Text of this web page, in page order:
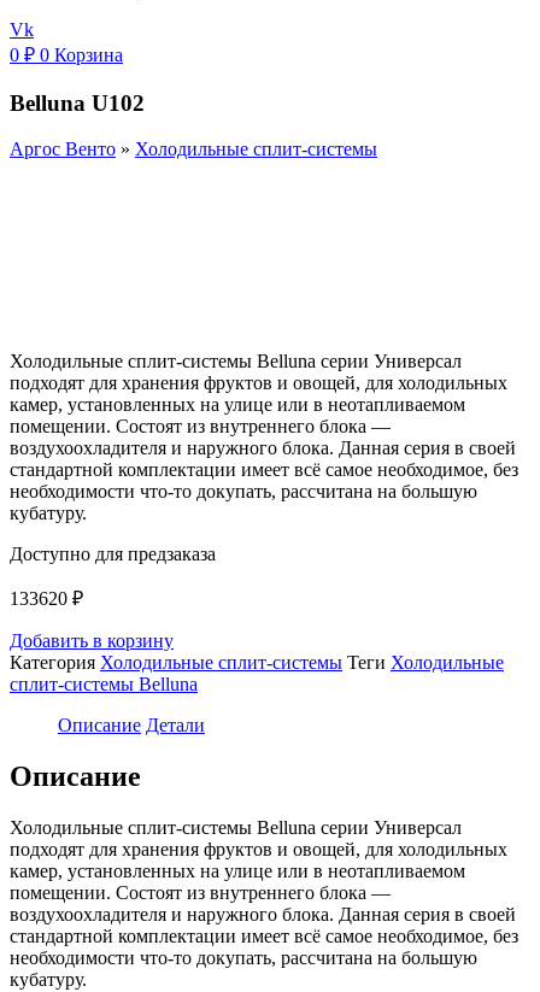
Vk
0 ₽ 0 Корзина
Belluna U102
Аргос Венто » Холодильные сплит-системы
Холодильные сплит-системы Belluna серии Универсал
подходят для хранения фруктов и овощей, для холодильных
камер, установленных на улице или в неотапливаемом
помещении. Состоят из внутреннего блока —
воздухоохладителя и наружного блока. Данная серия в своей
стандартной комплектации имеет всё самое необходимое, без
необходимости что-то докупать, рассчитана на большую
кубатуру.
Доступно для предзаказа
133620 ₽
Добавить в корзину
Категория Холодильные сплит-системы Теги Холодильные
сплит-системы Belluna
Описание Детали
Описание
Холодильные сплит-системы Belluna серии Универсал
подходят для хранения фруктов и овощей, для холодильных
камер, установленных на улице или в неотапливаемом
помещении. Состоят из внутреннего блока —
воздухоохладителя и наружного блока. Данная серия в своей
стандартной комплектации имеет всё самое необходимое, без
необходимости что-то докупать, рассчитана на большую
кубатуру.